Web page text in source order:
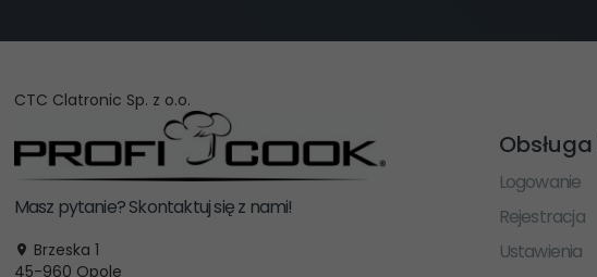
CTC Clatronic Sp. z o.o.
Masz pytanie? Skontaktuj się z nami!
Brzeska 1
45-960 Opole
Logowanie
Rejestracja
Ustawienia